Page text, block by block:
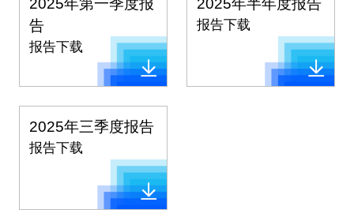
2025年第一季度报
告
报告下载
2025年半年度报告
报告下载
2025年三季度报告
报告下载